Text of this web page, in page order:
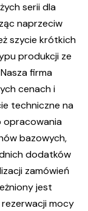
serii dla
naprzeciw
szycie krótkich
produkcji ze
firma
cenach i
techniczne na
opracowania
bazowych,
dodatków
zamówień
jest
mocy